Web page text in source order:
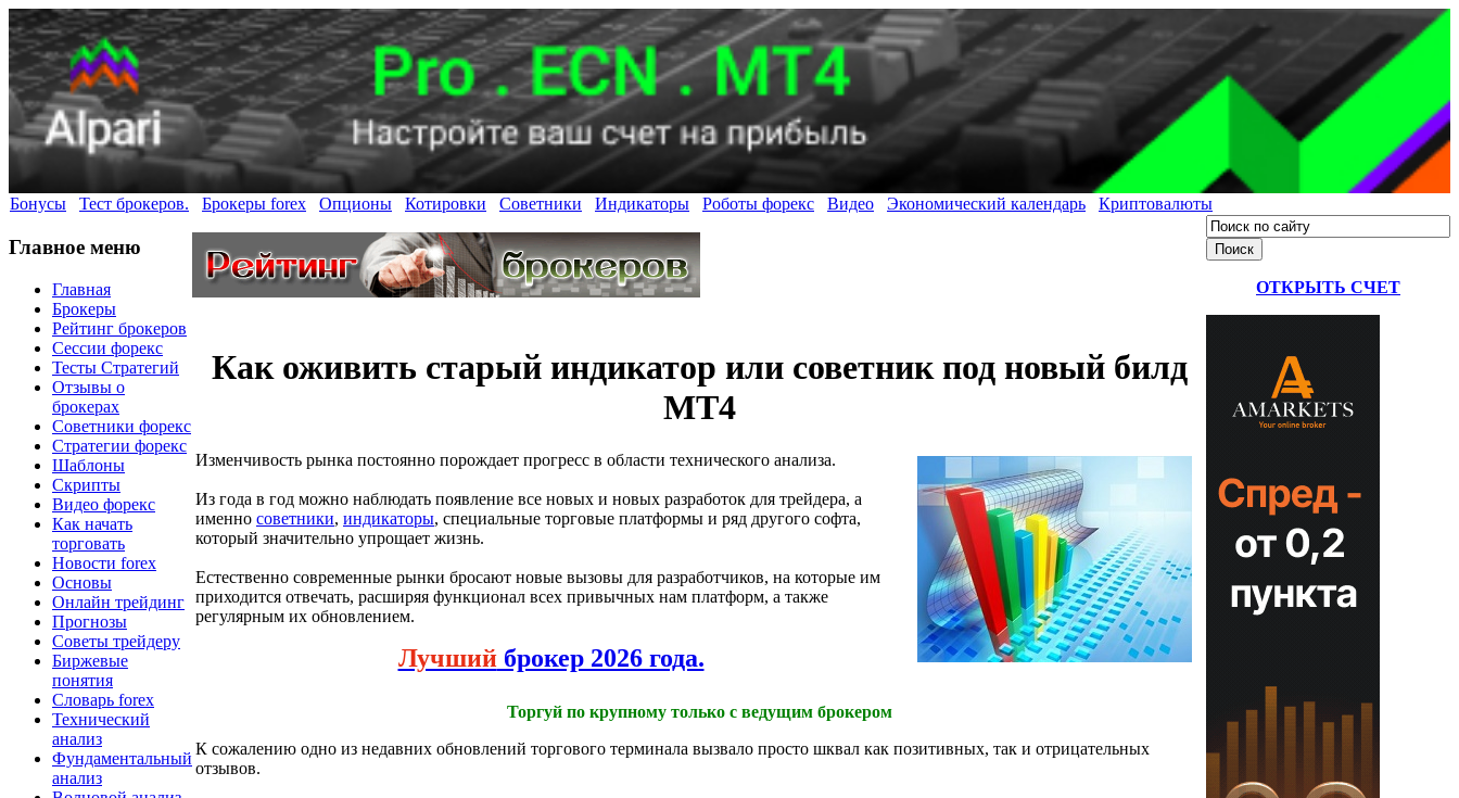
Бонусы Тест брокеров. Брокеры forex Опционы Котировки Советники Индикаторы Роботы форекс Видео Экономический календарь Криптовалюты
Главное меню
Главная
Брокеры
Рейтинг брокеров
Сессии форекс
Тесты Стратегий
Отзывы о
брокерах
Советники форекс
Стратегии форекс
Шаблоны
Скрипты
Видео форекс
Как начать
торговать
Новости forex
Основы
Онлайн трейдинг
Прогнозы
Советы трейдеру
Биржевые
понятия
Словарь forex
Технический
анализ
Фундаментальный
анализ
Как оживить старый индикатор или советник под новый билд
МТ4
Изменчивость рынка постоянно порождает прогресс в области технического анализа.
Из года в год можно наблюдать появление все новых и новых разработок для трейдера, а
именно советники, индикаторы, специальные торговые платформы и ряд другого софта,
который значительно упрощает жизнь.
Естественно современные рынки бросают новые вызовы для разработчиков, на которые им
приходится отвечать, расширяя функционал всех привычных нам платформ, а также
регулярным их обновлением.
Лучшийброкер 2026 года.
Торгуй по крупному только с ведущим брокером
К сожалению одно из недавних обновлений торгового терминала вызвало просто шквал как позитивных, так и отрицательных
отзывов.
ОТКРЫТЬ СЧЕТ